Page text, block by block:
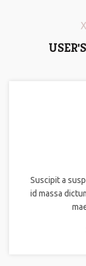
Suscipit a
id massa